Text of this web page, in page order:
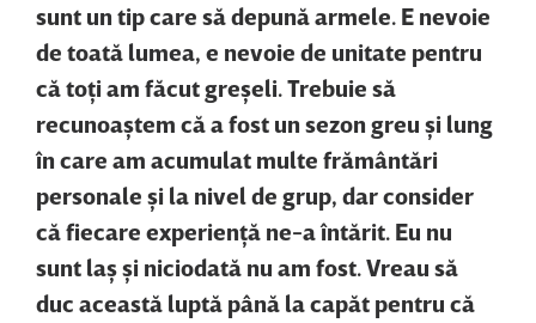
sunt un tip care să depună armele. E nevoie
de toată lumea, e nevoie de unitate pentru
că toţi am făcut greşeli. Trebuie să
recunoaştem că a fost un sezon greu şi lung
în care am acumulat multe frământări
personale şi la nivel de grup, dar consider
că fiecare experienţă ne-a întărit. Eu nu
sunt laş şi niciodată nu am fost. Vreau să
duc această luptă până la capăt pentru că